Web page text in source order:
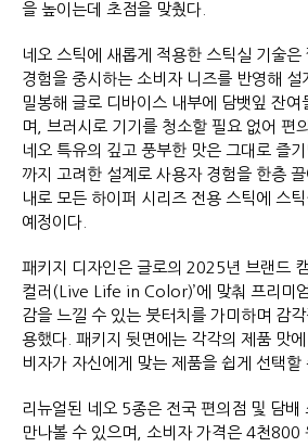
을 높이는데 초점을 맞췄다.
네오 스틱에 새롭게 적용한 스틱실 기술
경험을 중시하는 소비자 니즈를 반영해
밀봉해 글로 디바이스 내부에 담뱃잎 잔
며, 브러시로 기기를 청소할 필요 없어 편
네오 특유의 깊고 풍부한 맛은 그대로 즐
까지 고려한 설계로 사용자 경험을 한층
내로 모든 하이퍼 시리즈 전용 스틱에 스
예정이다.
패키지 디자인은 글로의 2025년 브랜드
컬러(Live Life in Color)’에 맞춰 프리미
감을 느낄 수 있는 붓터치를 가미하며 감
용했다. 패키지 뒷면에는 각각의 제품 맛
비자가 자신에게 맞는 제품을 쉽게 선택할
리뉴얼된 네오 5종은 전국 편의점 및 담배
만나볼 수 있으며, 소비자 가격은 4천800